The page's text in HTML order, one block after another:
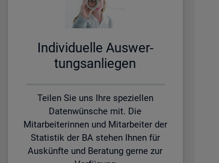
In­di­vi­du­el­le Aus­wer­
tungs­an­lie­gen
Teilen Sie uns Ihre speziellen
Datenwünsche mit. Die
Mitarbeiterinnen und Mitarbeiter der
Statistik der BA stehen Ihnen für
Auskünfte und Beratung gerne zur